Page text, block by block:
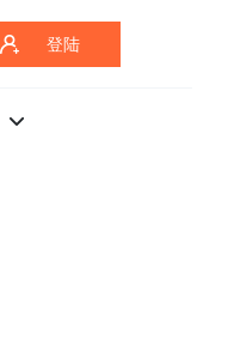
登陆